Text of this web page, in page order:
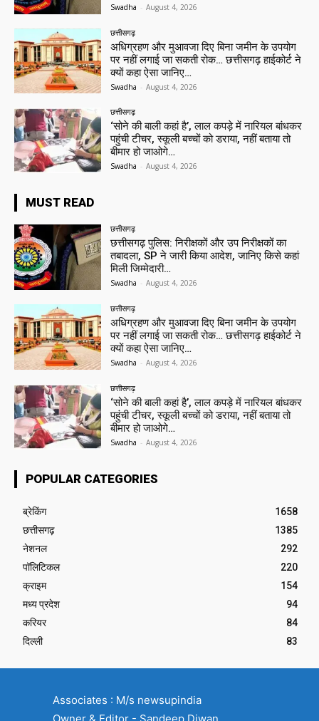
Swadha - August 4, 2026
छत्तीसगढ़
अधिग्रहण और मुआवजा दिए बिना जमीन के उपयोग
पर नहीं लगाई जा सकती रोक… छत्तीसगढ़ हाईकोर्ट ने
क्यों कहा ऐसा जानिए…
Swadha - August 4, 2026
छत्तीसगढ़
‘सोने की बाली कहां है’, लाल कपड़े में नारियल बांधकर
पहुंची टीचर, स्कूली बच्चों को डराया, नहीं बताया तो
बीमार हो जाओगे…
Swadha - August 4, 2026
MUST READ
छत्तीसगढ़
छत्तीसगढ़ पुलिस: निरीक्षकों और उप निरीक्षकों का
तबादला, SP ने जारी किया आदेश, जानिए किसे कहां
मिली जिम्मेदारी…
Swadha - August 4, 2026
छत्तीसगढ़
अधिग्रहण और मुआवजा दिए बिना जमीन के उपयोग
पर नहीं लगाई जा सकती रोक… छत्तीसगढ़ हाईकोर्ट ने
क्यों कहा ऐसा जानिए…
Swadha - August 4, 2026
छत्तीसगढ़
‘सोने की बाली कहां है’, लाल कपड़े में नारियल बांधकर
पहुंची टीचर, स्कूली बच्चों को डराया, नहीं बताया तो
बीमार हो जाओगे…
Swadha - August 4, 2026
POPULAR CATEGORIES
ब्रेकिंग
1658
छत्तीसगढ़
1385
नेशनल
292
पॉलिटिकल
220
क्राइम
154
मध्य प्रदेश
94
करियर
84
दिल्ली
83
Associates : M/s newsupindia
Owner & Editor - Sandeep Diwan